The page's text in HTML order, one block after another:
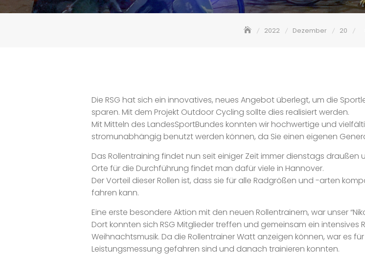
2022 Dezember 20
Die RSG hat sich ein innovatives, neues Angebot überlegt, um die
sparen. Mit dem Projekt Outdoor Cycling sollte dies realisiert werden.
Mit Mitteln des LandesSportBundes konnten wir hochwertige und
stromunabhängig benutzt werden können, da Sie einen eigenen
Das Rollentraining findet nun seit einiger Zeit immer dienstags
Orte für die Durchführung findet man dafür viele in Hannover.
Der Vorteil dieser Rollen ist, dass sie für alle Radgrößen und -arten
fahren kann.
Eine erste besondere Aktion mit den neuen Rollentrainern, war unser
Dort konnten sich RSG Mitglieder treffen und gemeinsam ein
Weihnachtsmusik. Da die Rollentrainer Watt anzeigen können, war es
Leistungsmessung gefahren sind und danach trainieren konnten.